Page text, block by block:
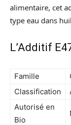
alimentaire, cet
type eau dans
L’Additif
Famille
Classification
Autorisé en
Bio